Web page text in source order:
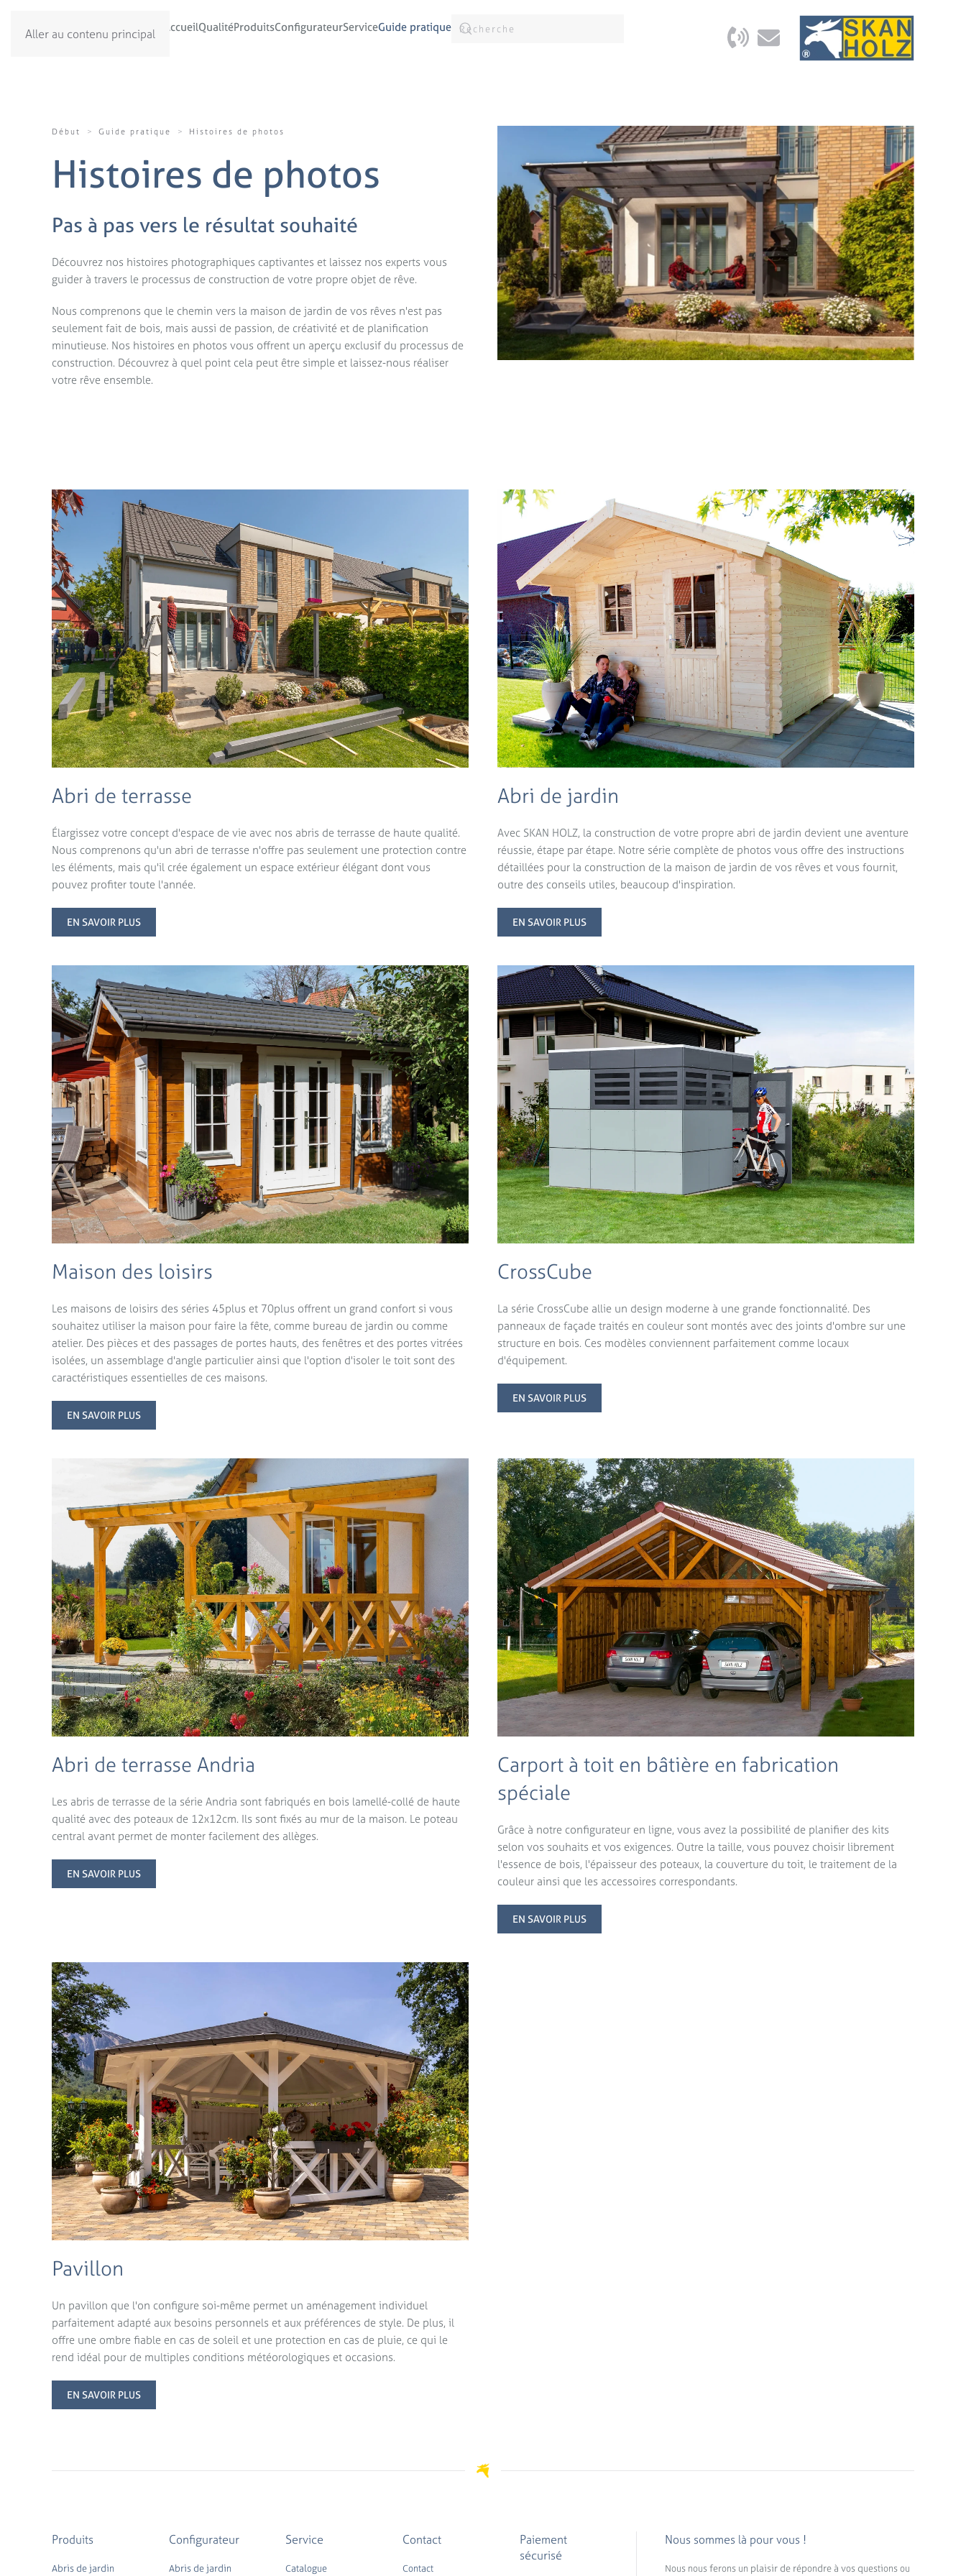
ÉCONOMISEZ 10
— dès votre
inscription
Inscrivez-vous à notre newsletter et
recevez immédiatement un code de
réduction de 10 % sur votre prochaine
commande. Vous recevrez également
régulièrement des actualités, des idées et
des offres concernant nos constructions en
bois haut de gamme, des abris de jardin aux
pavillons, en passant par les abris pour
voitures et les garages.
formulaire, vous acceptez que les informations personnelles que
vous avez fournies soient transmises à Brevo à des fins de traitement,
conformément à lapolitique de confidentialité de Brevo.
Aller au contenu principal
Français AccueilQualitéProduitsConfigurateurServiceGuide pratique
Début Guide pratique Histoires de photos
Histoires de photos
Pas à pas vers le résultat souhaité
Découvrez nos histoires photographiques captivantes et laissez nos experts vous
guider à travers le processus de construction de votre propre objet de rêve.
Nous comprenons que le chemin vers la maison de jardin de vos rêves n'est pas
seulement fait de bois, mais aussi de passion, de créativité et de planification
minutieuse. Nos histoires en photos vous offrent un aperçu exclusif du processus de
construction. Découvrez à quel point cela peut être simple et laissez-nous réaliser
votre rêve ensemble.
Abri de terrasse
Élargissez votre concept d'espace de vie avec nos abris de terrasse de haute qualité.
Nous comprenons qu'un abri de terrasse n'offre pas seulement une protection contre
les éléments, mais qu'il crée également un espace extérieur élégant dont vous
pouvez profiter toute l'année.
EN SAVOIR PLUS
Abri de jardin
Avec SKAN HOLZ, la construction de votre propre abri de jardin devient une aventure
réussie, étape par étape. Notre série complète de photos vous offre des instructions
détaillées pour la construction de la maison de jardin de vos rêves et vous fournit,
outre des conseils utiles, beaucoup d'inspiration.
EN SAVOIR PLUS
Maison des loisirs
Les maisons de loisirs des séries 45plus et 70plus offrent un grand confort si vous
souhaitez utiliser la maison pour faire la fête, comme bureau de jardin ou comme
atelier. Des pièces et des passages de portes hauts, des fenêtres et des portes vitrées
isolées, un assemblage d'angle particulier ainsi que l'option d'isoler le toit sont des
caractéristiques essentielles de ces maisons.
EN SAVOIR PLUS
CrossCube
La série CrossCube allie un design moderne à une grande fonctionnalité. Des
panneaux de façade traités en couleur sont montés avec des joints d'ombre sur une
structure en bois. Ces modèles conviennent parfaitement comme locaux
d'équipement.
EN SAVOIR PLUS
Abri de terrasse Andria
Les abris de terrasse de la série Andria sont fabriqués en bois lamellé-collé de haute
qualité avec des poteaux de 12x12cm. Ils sont fixés au mur de la maison. Le poteau
central avant permet de monter facilement des allèges.
EN SAVOIR PLUS
Carport à toit en bâtière en fabrication
spéciale
Grâce à notre configurateur en ligne, vous avez la possibilité de planifier des kits
selon vos souhaits et vos exigences. Outre la taille, vous pouvez choisir librement
l'essence de bois, l'épaisseur des poteaux, la couverture du toit, le traitement de la
couleur ainsi que les accessoires correspondants.
EN SAVOIR PLUS
Pavillon
Un pavillon que l'on configure soi-même permet un aménagement individuel
parfaitement adapté aux besoins personnels et aux préférences de style. De plus, il
offre une ombre fiable en cas de soleil et une protection en cas de pluie, ce qui le
rend idéal pour de multiples conditions météorologiques et occasions.
EN SAVOIR PLUS
Produits
Abris de jardin
Configurateur
Abris de jardin
Service
Catalogue
Contact
Contact
Paiement
sécurisé
Nous sommes là pour vous !
Nous nous ferons un plaisir de répondre à vos questions ou